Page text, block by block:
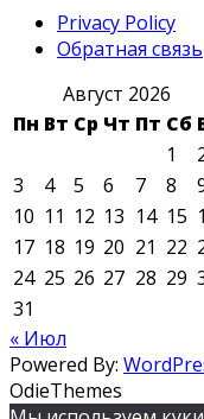
Privacy Policy
Обратная связь
Август 2026
Пн Вт Ср Чт Пт Сб
1
3
4 5 6 7 8
10 11 12 13 14 15
17 18 19 20 21 22
24 25 26 27 28 29
31
« Июл
Powered By:
OdieThemes